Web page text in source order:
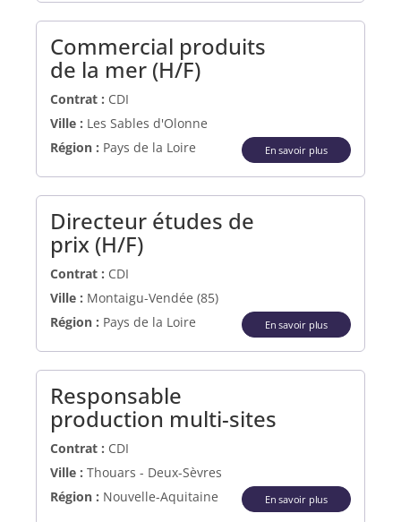
Commercial produits
de la mer (H/F)(Nouvelle fenêtre)
Contrat : CDI
Ville : Les Sables d'Olonne
Région : Pays de la Loire En savoir plus
Directeur études de
prix (H/F)(Nouvelle fenêtre)
Contrat : CDI
Ville : Montaigu-Vendée (85)
Région : Pays de la Loire En savoir plus
Responsable
production multi-sites
Contrat : CDI
Ville : Thouars - Deux-Sèvres
Région : Nouvelle-Aquitaine En savoir plus